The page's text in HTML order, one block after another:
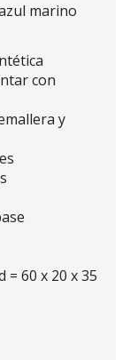
marino
con
y
= 60 x 20 x 35